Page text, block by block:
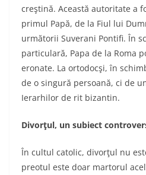
creştină. Această autoritate a
primul Papă, de la Fiul lui
următorii Suverani Pontifi. În
particulară, Papa de la Roma
eronate. La ortodocşi, în
de o singură persoană, ci de
Ierarhilor de rit bizantin.
Divorţul, un subiect
În cultul catolic, divorţul nu
preotul este doar martorul